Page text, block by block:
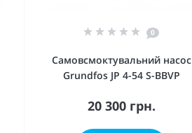
0
Самовсмоктувальний насос
Grundfos JP 4-54 S-BBVP
20 300 грн.